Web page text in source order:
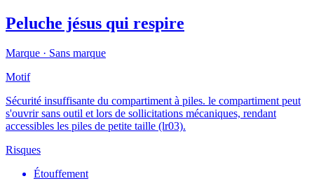
Peluche jésus qui respire
Marque · Sans marque
Motif
Sécurité insuffisante du compartiment à piles. le compartiment peut
s'ouvrir sans outil et lors de sollicitations mécaniques, rendant
accessibles les piles de petite taille (lr03).
Risques
Étouffement